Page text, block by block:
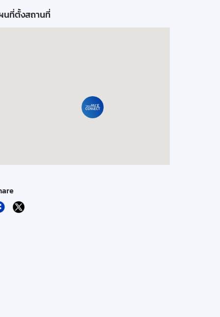
นที่ตั้งสถานที่